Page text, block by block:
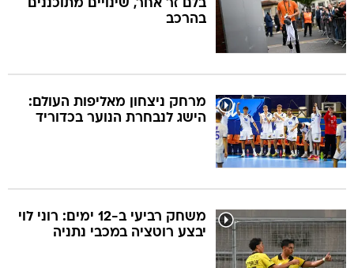
בלם זר אחר, שינויים מתוכננים
בהרכב
מרחק ניצחון מאליפות העולם:
הישג לנבחרת הנוער בכדוריד
משחק רביעי ב-12 ימים: רוני לוי
יבצע רוטציה במכבי נתניה